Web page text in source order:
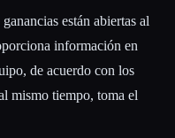
están abiertas al
información en
de acuerdo con los
mismo tiempo, toma el